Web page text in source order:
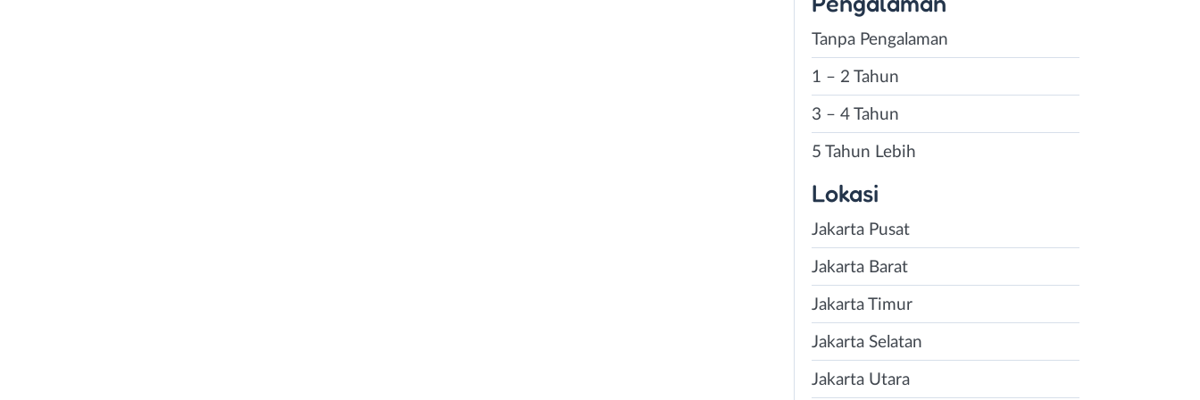
Tanpa Pengalaman
1 – 2 Tahun
3 – 4 Tahun
5 Tahun Lebih
Lokasi
Jakarta Pusat
Jakarta Barat
Jakarta Timur
Jakarta Selatan
Jakarta Utara
Instagram